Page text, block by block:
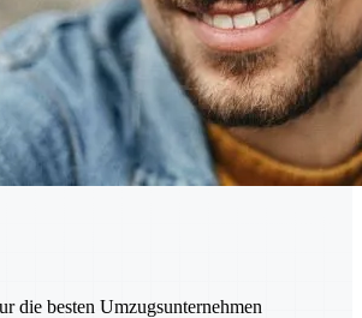
die besten Umzugsunternehmen